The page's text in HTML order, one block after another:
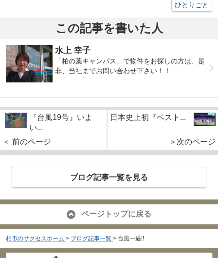
ひとりごと
この記事を書いた人
水上 幸子
「柏の葉キャンパス」で物件をお探しの方は、是
非、当社までお問い合わせ下さい！！
『台風19号』いよ
い...
＜ 前のページ
日本史上初『ベスト...
＞次のページ
ブログ記事一覧を見る
ページトップに戻る
柏市のサクセスホーム > ブログ記事一覧 > 台風一過!!